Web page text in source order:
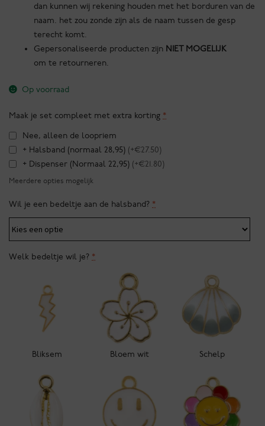
dan kunnen wij rekening houden met het borduren van de
naam. het zou zonde zijn als de naam tussen de gesp
terecht komt.
Gepersonaliseerde producten zijn NIET MOGELIJK
om te retourneren.
Op voorraad
Maak je set compleet met extra korting *
Nee, alleen de loopriem
+ Halsband (normaal 28,95) (+€27.50)
+ Dispenser (Normaal 22,95) (+€21.80)
Meerdere opties mogelijk
Wil je een bedeltje aan de halsband? *
Welk bedeltje wil je? *
Bliksem Bloem wit Schelp